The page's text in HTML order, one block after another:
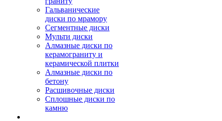
Гальванические
диски по мрамору
Сегментные диски
Мульти диски
Алмазные диски по
керамограниту и
керамической плитки
Алмазные диски по
бетону
Расшивочные диски
Сплошные диски по
камню